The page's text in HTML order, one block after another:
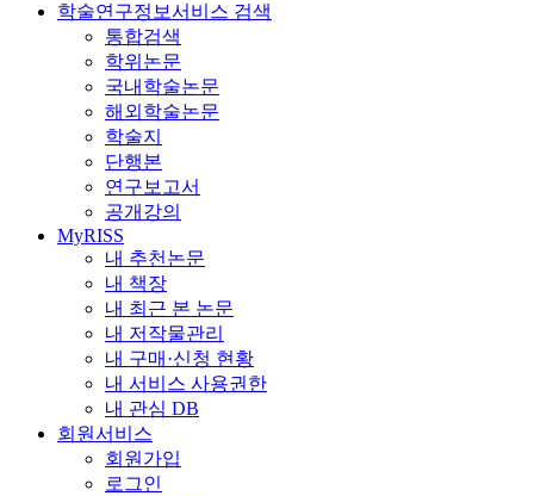
학술연구정보서비스 검색
통합검색
학위논문
국내학술논문
해외학술논문
학술지
단행본
연구보고서
공개강의
MyRISS
내 추천논문
내 책장
내 최근 본 논문
내 저작물관리
내 구매·신청 현황
내 서비스 사용권한
내 관심 DB
회원서비스
회원가입
로그인